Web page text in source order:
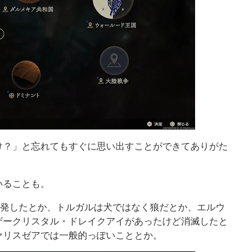
」と忘れてもすぐに思い出すことができてありがた
ことも。
したとか、トルガルは犬ではなく狼だとか、エルウ
クリスタル・ドレイクアイがあったけど消滅したと
スゼアでは一般的っぽいこととか。